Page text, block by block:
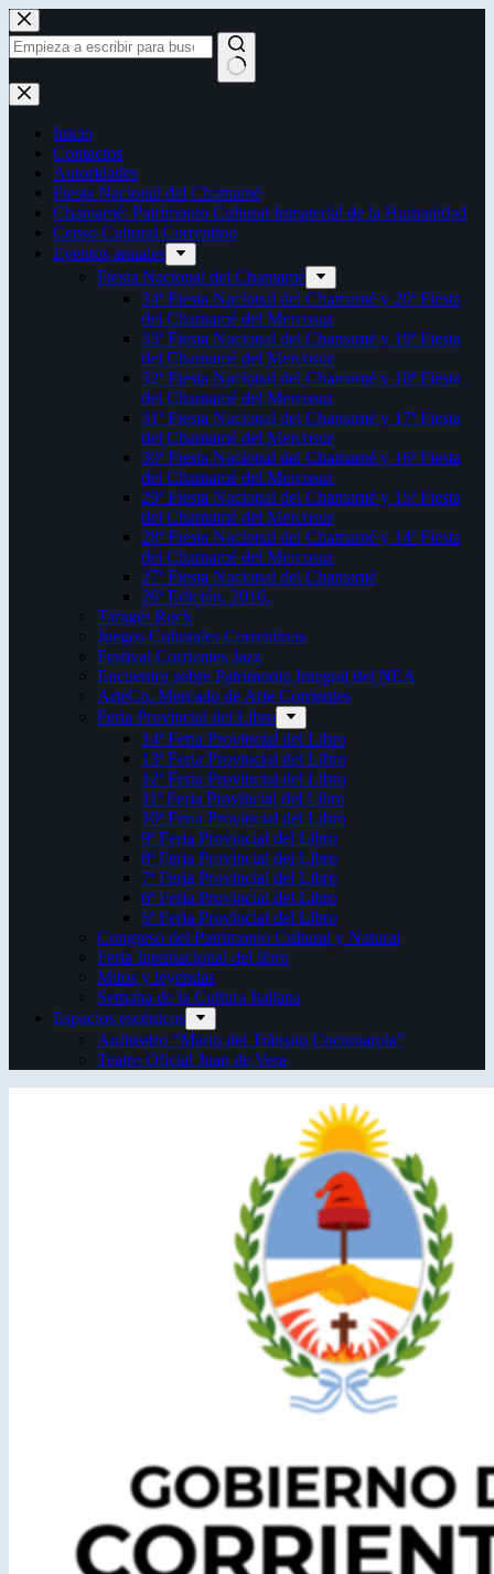
Saltar
al
contenido
Sin
resultados
Inicio
Contactos
Autoridades
Fiesta Nacional del Chamamé
Chamamé: Patrimonio Cultural Inmaterial de la Humanidad
Censo Cultural Correntino
Eventos anuales
Fiesta Nacional del Chamamé
34ª Fiesta Nacional del Chamamé y 20ª Fiesta
del Chamamé del Mercosur
33ª Fiesta Nacional del Chamamé y 19ª Fiesta
del Chamamé del Mercosur
32ª Fiesta Nacional del Chamamé y 18ª Fiesta
del Chamamé del Mercosur
31ª Fiesta Nacional del Chamamé y 17ª Fiesta
del Chamamé del Mercosur
30ª Fiesta Nacional del Chamamé y 16ª Fiesta
del Chamamé del Mercosur
29ª Fiesta Nacional del Chamamé y 15ª Fiesta
del Chamamé del Mercosur
28ª Fiesta Nacional del Chamamé y 14ª Fiesta
del Chamamé del Mercosur
27ª Fiesta Nacional del Chamamé
26ª Edición. 2016.
Taragüi Rock
Juegos Culturales Correntinos
Festival Corrientes Jazz
Encuentro sobre Patrimonio Integral del NEA
ArteCo. Mercado de Arte Corrientes
Feria Provincial del Libro
14ª Feria Provincial del Libro
13ª Feria Provincial del Libro
12ª Feria Provincial del Libro
11ª Feria Provincial del Libro
10ª Feria Provincial del Libro
9ª Feria Provincial del Libro
8ª Feria Provincial del Libro
7ª Feria Provincial del Libro
6ª Feria Provincial del Libro
5ª Feria Provincial del Libro
Congreso del Patrimonio Cultural y Natural
Feria Internacional del libro
Mitos y leyendas
Semana de la Cultura Italiana
Espacios escénicos
Anfiteatro “Mario del Tránsito Cocomarola”
Teatro Oficial Juan de Vera